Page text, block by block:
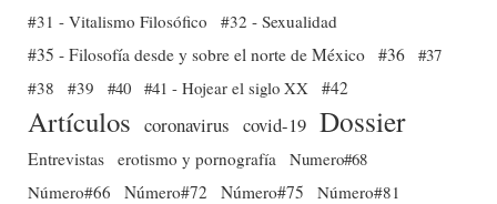
#31 - Vitalismo Filosófico
#32 - Sexualidad
#35 - Filosofía desde y sobre el norte de México #36 #37
#38
#39 #40 #41 - Hojear el siglo XX #42
Artículos coronavirus covid-19 Dossier
Entrevistas erotismo y pornografía
Numero#68
Número#66
Número#72 Número#75
Número#81